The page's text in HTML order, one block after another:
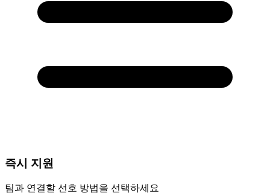
즉시 지원
팀과 연결할 선호 방법을 선택하세요